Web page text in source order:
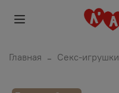
Главная Секс-игрушки